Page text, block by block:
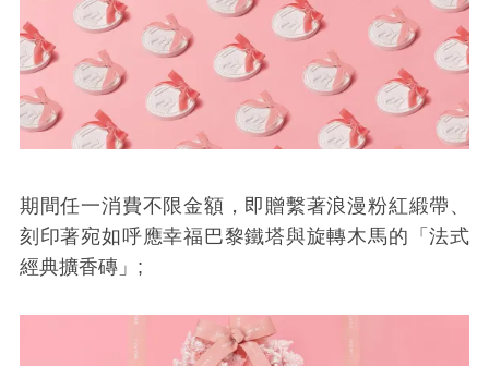
期間任一消費不限金額，即贈繫著浪漫粉紅緞帶、
刻印著宛如呼應幸福巴黎鐵塔與旋轉木馬的「法式
經典擴香磚」;